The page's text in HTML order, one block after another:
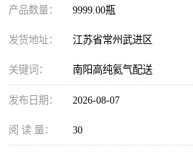
产品数量： 9999.00瓶
发货地址： 江苏省常州武进区
关键词： 南阳高纯氦气配送
发布日期： 2026-08-07
阅 读 量： 30